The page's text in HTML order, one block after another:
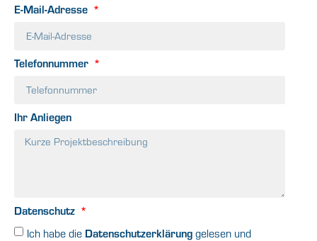
E-Mail-Adresse
Telefonnummer
Ihr Anliegen
Datenschutz
Ich habe die Datenschutzerklärung gelesen und